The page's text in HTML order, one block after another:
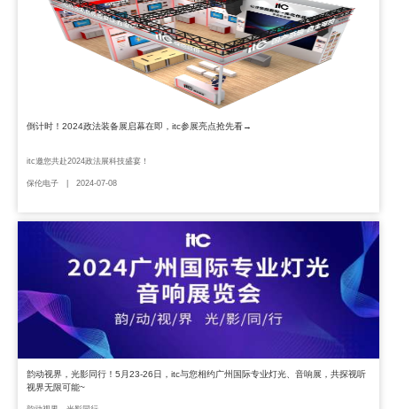
倒计时！2024政法装备展启幕在即，itc参展亮点抢先看→
itc邀您共赴2024政法展科技盛宴！
保伦电子 | 2024-07-08
韵动视界，光影同行！5月23-26日，itc与您相约广州国际专业灯光、音响展，共探视听
视界无限可能~